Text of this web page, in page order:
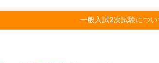
一般入試2次試験につい